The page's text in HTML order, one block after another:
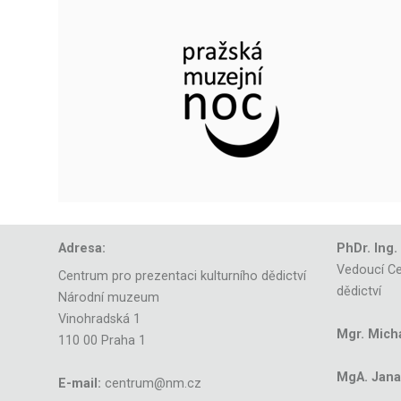
Adresa:
Centrum pro prezentaci kulturního dědictví
Národní muzeum
Vinohradská 1
110 00 Praha 1
E-mail: centrum@nm.cz
PhDr.
Vedoucí
dědictví
Mgr.
MgA.